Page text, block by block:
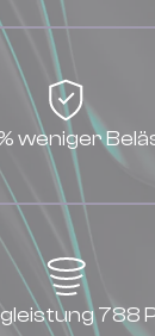
weniger
788